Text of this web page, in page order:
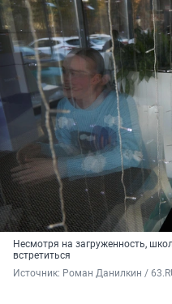
Несмотря на загруженность,
встретиться
Источник: Роман Данилкин /